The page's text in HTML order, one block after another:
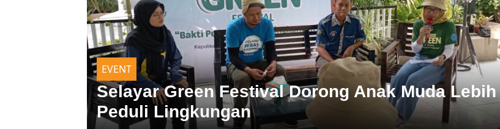
EVENT
Selayar Green Festival Dorong Anak Muda Lebih
Peduli Lingkungan